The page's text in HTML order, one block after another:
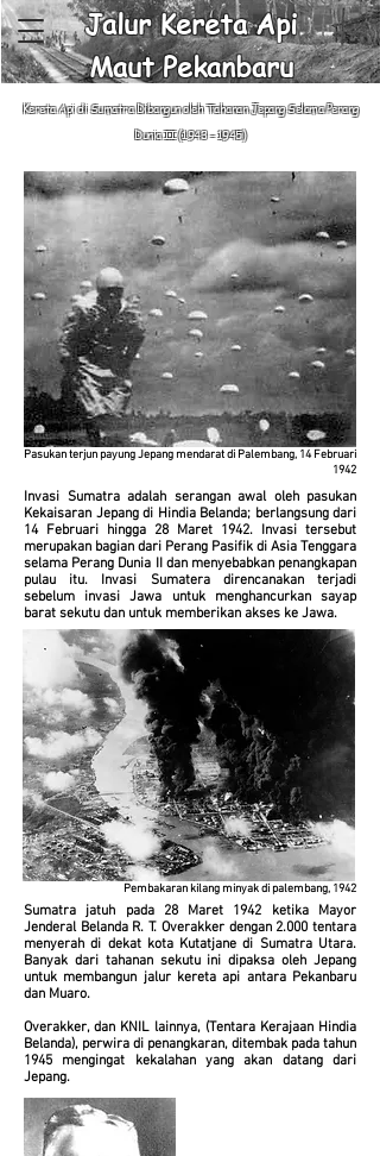
Jalur Kereta Api
Maut Pekanbaru
Kereta Api di Sumatra Dibangun oleh Tahanan Jepang Selama Perang
Dunia II(1943 - 1945)
Invasi Sumatra adalah serangan awal oleh pasukan
Kekaisaran Jepang di Hindia Belanda; berlangsung dari
14 Februari hingga 28 Maret 1942. Invasi tersebut
merupakan bagian dari Perang Pasifik di Asia Tenggara
selama Perang Dunia II dan menyebabkan penangkapan
pulau itu. Invasi Sumatera direncanakan terjadi
sebelum invasi Jawa untuk menghancurkan sayap
barat sekutu dan untuk memberikan akses ke Jawa.
Pasukan terjun payung Jepang mendarat di Palembang, 14 Februari
1942
Sumatra jatuh pada 28 Maret 1942 ketika Mayor
Jenderal Belanda R. T. Overakker dengan 2.000 tentara
menyerah di dekat kota Kutatjane di Sumatra Utara.
Banyak dari tahanan sekutu ini dipaksa oleh Jepang
untuk membangun jalur kereta api antara Pekanbaru
dan Muaro.
Overakker, dan KNIL lainnya, (Tentara Kerajaan Hindia
Belanda), perwira di penangkaran, ditembak pada tahun
1945 mengingat kekalahan yang akan datang dari
Jepang.
Pembakaran kilang minyak di palembang, 1942